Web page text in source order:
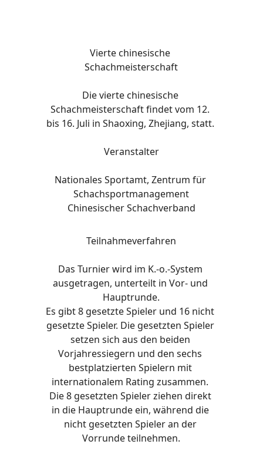
Vierte chinesische
Schachmeisterschaft
Die vierte chinesische
Schachmeisterschaft findet vom 12.
bis 16. Juli in Shaoxing, Zhejiang, statt.
Veranstalter
Nationales Sportamt, Zentrum für
Schachsportmanagement
Chinesischer Schachverband
Teilnahmeverfahren
Das Turnier wird im K.-o.-System
ausgetragen, unterteilt in Vor- und
Hauptrunde.
Es gibt 8 gesetzte Spieler und 16 nicht
gesetzte Spieler. Die gesetzten Spieler
setzen sich aus den beiden
Vorjahressiegern und den sechs
bestplatzierten Spielern mit
internationalem Rating zusammen.
Die 8 gesetzten Spieler ziehen direkt
in die Hauptrunde ein, während die
nicht gesetzten Spieler an der
Vorrunde teilnehmen.